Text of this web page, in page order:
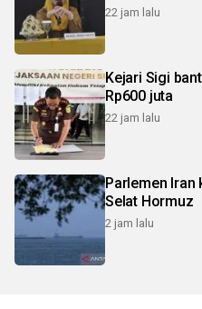
22 jam lalu
Kejari Sigi
Rp600 juta
22 jam lalu
Parlemen Iran
Selat Hormuz
2 jam lalu